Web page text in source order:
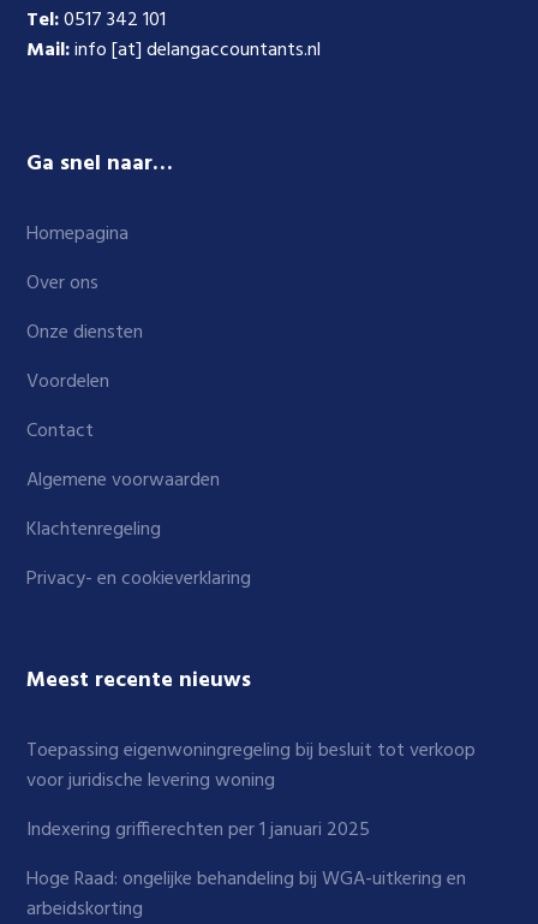
Tel:0517 342 101
Mail:info [at] delangaccountants.nl
Ga snel naar…
Homepagina
Over ons
Onze diensten
Voordelen
Contact
Algemene voorwaarden
Klachtenregeling
Privacy- en cookieverklaring
Meest recente nieuws
Toepassing eigenwoningregeling bij besluit tot verkoop
voor juridische levering woning
Indexering griffierechten per 1 januari 2025
Hoge Raad: ongelijke behandeling bij WGA-uitkering en
arbeidskorting